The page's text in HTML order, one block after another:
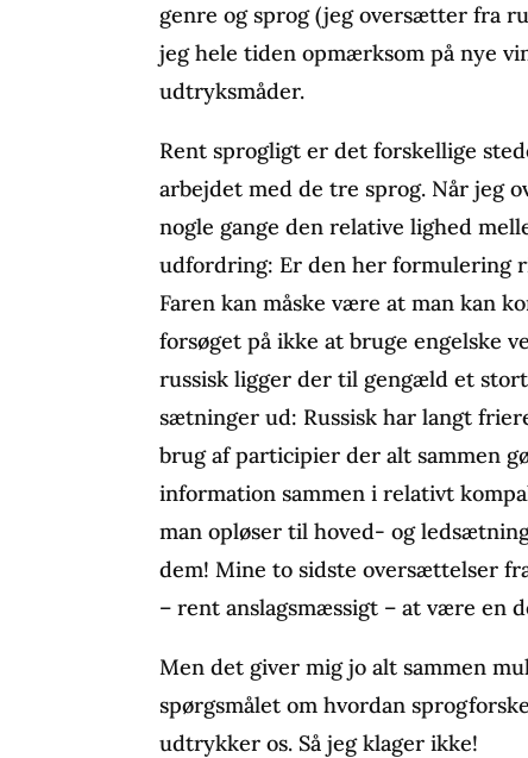
genre og sprog (jeg oversætter fra
jeg hele tiden opmærksom på nye
udtryksmåder.
Rent sprogligt er det forskellige
arbejdet med de tre sprog. Når jeg
nogle gange den relative lighed
udfordring: Er den her formulering
Faren kan måske være at man kan
forsøget på ikke at bruge engelske
russisk ligger der til gengæld et
sætninger ud: Russisk har langt
brug af participier der alt sammen
information sammen i relativt
man opløser til hoved- og
dem! Mine to sidste oversættelser
– rent anslagsmæssigt – at være en
Men det giver mig jo alt sammen
spørgsmålet om hvordan
udtrykker os. Så jeg klager ikke!